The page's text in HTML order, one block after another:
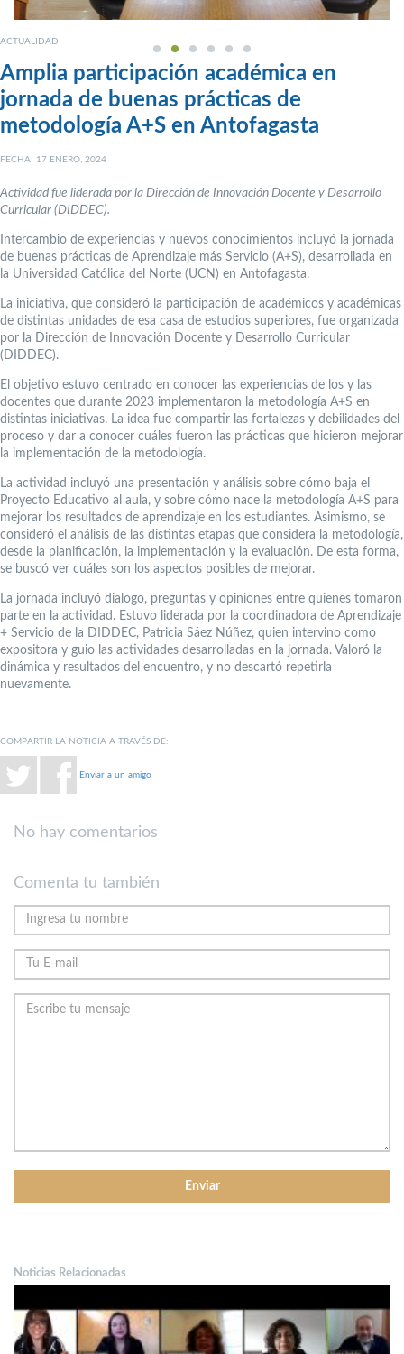
ACTUALIDAD
Amplia participación académica en
jornada de buenas prácticas de
metodología A+S en Antofagasta
FECHA: 17 ENERO, 2024
Actividad fue liderada por la Dirección de Innovación Docente y Desarrollo
Curricular (DIDDEC).
Intercambio de experiencias y nuevos conocimientos incluyó la jornada
de buenas prácticas de Aprendizaje más Servicio (A+S), desarrollada en
la Universidad Católica del Norte (UCN) en Antofagasta.
La iniciativa, que consideró la participación de académicos y académicas
de distintas unidades de esa casa de estudios superiores, fue organizada
por la Dirección de Innovación Docente y Desarrollo Curricular
(DIDDEC).
El objetivo estuvo centrado en conocer las experiencias de los y las
docentes que durante 2023 implementaron la metodología A+S en
distintas iniciativas. La idea fue compartir las fortalezas y debilidades del
proceso y dar a conocer cuáles fueron las prácticas que hicieron mejorar
la implementación de la metodología.
La actividad incluyó una presentación y análisis sobre cómo baja el
Proyecto Educativo al aula, y sobre cómo nace la metodología A+S para
mejorar los resultados de aprendizaje en los estudiantes. Asimismo, se
consideró el análisis de las distintas etapas que considera la metodología,
desde la planificación, la implementación y la evaluación. De esta forma,
se buscó ver cuáles son los aspectos posibles de mejorar.
La jornada incluyó dialogo, preguntas y opiniones entre quienes tomaron
parte en la actividad. Estuvo liderada por la coordinadora de Aprendizaje
+ Servicio de la DIDDEC, Patricia Sáez Núñez, quien intervino como
expositora y guio las actividades desarrolladas en la jornada. Valoró la
dinámica y resultados del encuentro, y no descartó repetirla
nuevamente.
COMPARTIR LA NOTICIA A TRAVÉS DE:
Enviar a un amigo
No hay comentarios
Comenta tu también
Noticias Relacionadas